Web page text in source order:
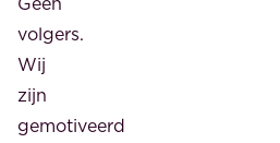
volgers.
Wij
zijn
gemotiveerd